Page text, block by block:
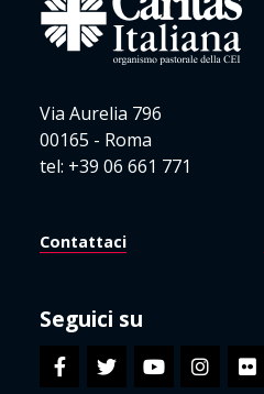
Via Aurelia 796
00165 - Roma
tel: +39 06 661 771
Contattaci
Seguici su